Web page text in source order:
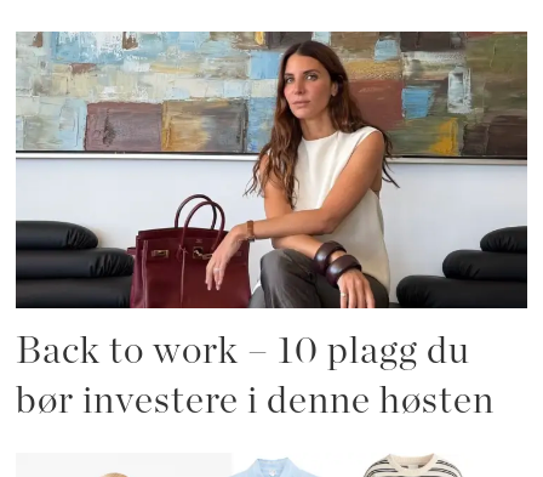
Back to work – 10 plagg du
bør investere i denne høsten